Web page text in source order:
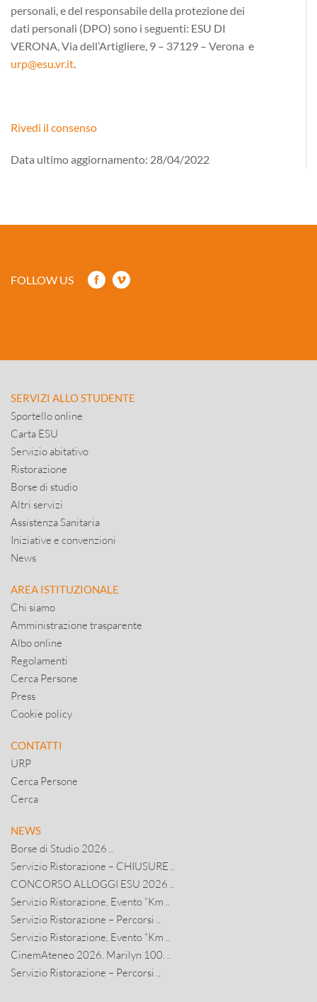
personali, e del responsabile della protezione dei
dati personali (DPO) sono i seguenti: ESU DI
VERONA, Via dell’Artigliere, 9 – 37129 – Verona e
urp@esu.vr.it.
Rivedi il consenso
Data ultimo aggiornamento: 28/04/2022
FOLLOW US
SERVIZI ALLO STUDENTE
Sportello online
Carta ESU
Servizio abitativo
Ristorazione
Borse di studio
Altri servizi
Assistenza Sanitaria
Iniziative e convenzioni
News
AREA ISTITUZIONALE
Chi siamo
Amministrazione trasparente
Albo online
Regolamenti
Cerca Persone
Press
Cookie policy
CONTATTI
URP
Cerca Persone
Cerca
NEWS
Borse di Studio 2026 ..
Servizio Ristorazione – CHIUSURE ..
CONCORSO ALLOGGI ESU 2026 ..
Servizio Ristorazione, Evento “Km ..
Servizio Ristorazione – Percorsi ..
Servizio Ristorazione, Evento “Km ..
CinemAteneo 2026. Marilyn 100. ..
Servizio Ristorazione – Percorsi ..